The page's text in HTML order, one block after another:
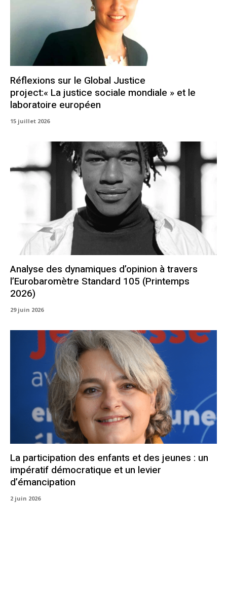
Réflexions sur le Global Justice
project:« La justice sociale mondiale » et le
laboratoire européen
15 juillet 2026
Analyse des dynamiques d’opinion à travers
l’Eurobaromètre Standard 105 (Printemps
2026)
29 juin 2026
La participation des enfants et des jeunes : un
impératif démocratique et un levier
d’émancipation
2 juin 2026